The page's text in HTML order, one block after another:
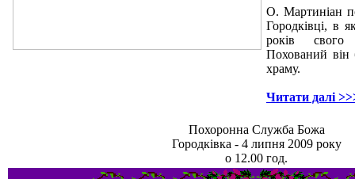
О. Мартиніан
Городківці, в
років свого
Похований він
храму.
Читати далі
Похоронна Служба Божа
Городківка - 4 липня 2009 року
о 12.00 год.